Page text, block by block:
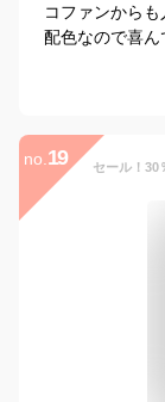
コファンから
配色なので喜ん
no. 19